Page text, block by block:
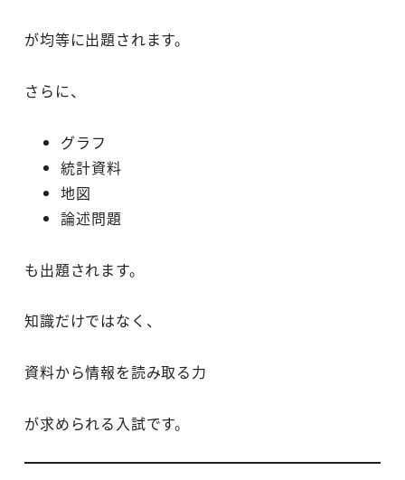
が均等に出題されます。
さらに、
グラフ
統計資料
地図
論述問題
も出題されます。
知識だけではなく、
資料から情報を読み取る力
が求められる入試です。